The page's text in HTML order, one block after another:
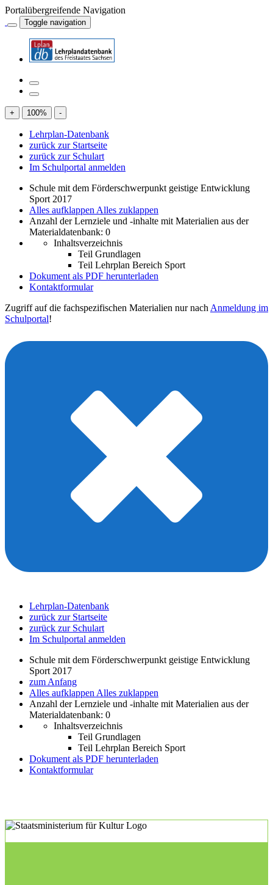
Portalübergreifende Navigation
Toggle navigation
+ 100% -
Lehrplan-Datenbank
zurück zur Startseite
zurück zur Schulart
Im Schulportal anmelden
Schule mit dem Förderschwerpunkt geistige Entwicklung
Sport 2017
Alles aufklappen Alles zuklappen
Anzahl der Lernziele und -inhalte mit Materialien aus der
Materialdatenbank: 0
Inhaltsverzeichnis
Teil Grundlagen
Teil Lehrplan Bereich Sport
Dokument als PDF herunterladen
Kontaktformular
Zugriff auf die fachspezifischen Materialien nur nach Anmeldung im
Schulportal!
Lehrplan-Datenbank
zurück zur Startseite
zurück zur Schulart
Im Schulportal anmelden
Schule mit dem Förderschwerpunkt geistige Entwicklung
Sport 2017
zum Anfang
Alles aufklappen Alles zuklappen
Anzahl der Lernziele und -inhalte mit Materialien aus der
Materialdatenbank: 0
Inhaltsverzeichnis
Teil Grundlagen
Teil Lehrplan Bereich Sport
Dokument als PDF herunterladen
Kontaktformular